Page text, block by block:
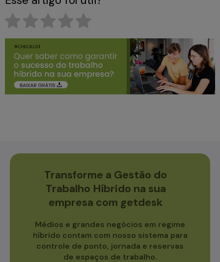
Transforme a Gestão do
Trabalho Híbrido na sua
empresa com getdesk
Médios e grandes negócios em regime
híbrido contam com nosso sistema para
controle de ponto, jornada e reservas
de espaços de trabalho.